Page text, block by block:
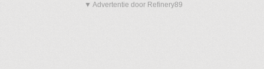
▼ Advertentie door Refinery89